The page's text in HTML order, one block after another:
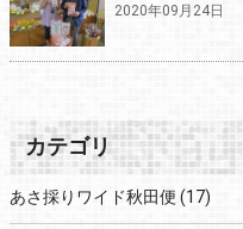
2020年09月24日
カテゴリ
あさ採りワイド秋田便 (17)